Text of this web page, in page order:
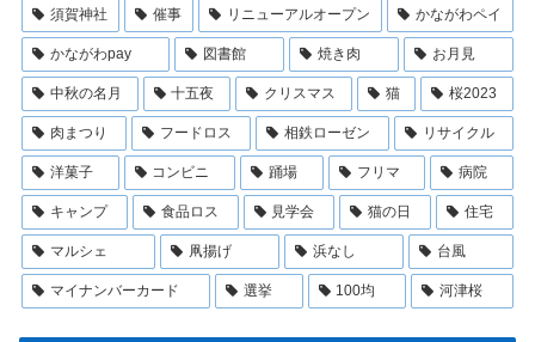
須賀神社 催事 リニューアルオープン かながわペイ
かながわpay 図書館 焼き肉 お月見
中秋の名月 十五夜 クリスマス 猫 桜2023
肉まつり フードロス 相鉄ローゼン リサイクル
洋菓子 コンビニ 踊場 フリマ 病院
キャンプ 食品ロス 見学会 猫の日 住宅
マルシェ 凧揚げ 浜なし 台風
マイナンバーカード 選挙 100均 河津桜